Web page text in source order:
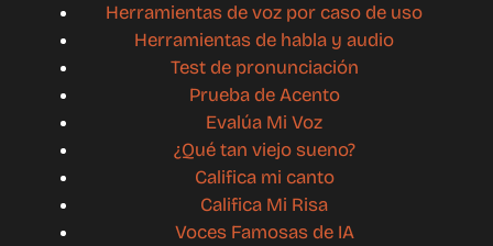
Herramientas de voz por caso de uso
Herramientas de habla y audio
Test de pronunciación
Prueba de Acento
Evalúa Mi Voz
¿Qué tan viejo sueno?
Califica mi canto
Califica Mi Risa
Voces Famosas de IA